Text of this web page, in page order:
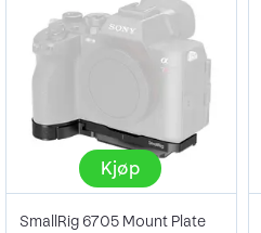
Kjøp
SmallRig 6705 Mount Plate